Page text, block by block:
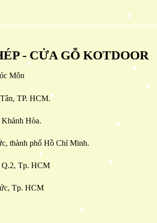
- CỬA GỖ KOTDOOR
Môn
TP. HCM.
Hòa.
thành phố Hồ Chí Minh.
Q.2, Tp. HCM
Tp. HCM